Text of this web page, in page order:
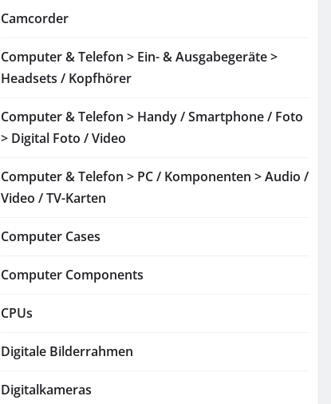
Camcorder
Computer & Telefon > Ein- & Ausgabegeräte >
Headsets / Kopfhörer
Computer & Telefon > Handy / Smartphone / Foto
> Digital Foto / Video
Computer & Telefon > PC / Komponenten > Audio /
Video / TV-Karten
Computer Cases
Computer Components
CPUs
Digitale Bilderrahmen
Digitalkameras